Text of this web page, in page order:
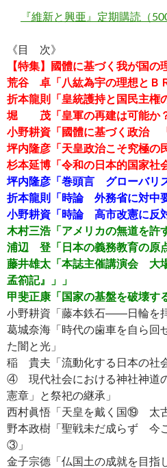
『維新と興亜』定期購読（
《目 次》
【特集】國體に基づく我が国の
荒谷 卓「八紘為宇の理想とＢ
折本龍則「皇統護持と国民主権
堀 茂「皇軍の再建は可能か？
小野耕資「國體に基づく政治
坪内隆彦「天皇政治こそ究極の
杉本延博「令和の日本的国家社
坪内隆彦「巻頭言 グローバリ
折本龍則「時論 外務省に対中
小野耕資「時論 高市改憲に反
木村三浩「アメリカの無道を許
浦辺 登「日本の義務教育の原
藤井雄太「本誌主催講演会 大
孟箚記』」」
甲斐正康「国家の基盤を破壊す
小野耕資「藤本鉄石――日輪を
葛城奈海「時代の歯車を自ら
た闇と光」
稲 貴夫「流動化する日本の社
④ 現代社会における神社神道
憲章」と祭祀の継承」
西村眞悟「天皇を戴く国⑲ 太古
野本政樹「聖戦未だ成らず 今
③」
金子宗德「仏国土の成就を目